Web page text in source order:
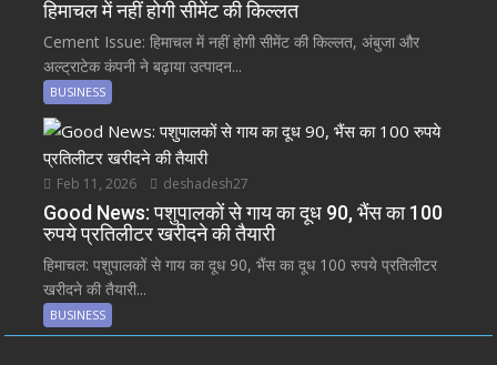
हिमाचल में नहीं होगी सीमेंट की किल्लत
Cement Issue: हिमाचल में नहीं होगी सीमेंट की किल्लत, अंबुजा और
अल्ट्राटेक कंपनी ने बढ़ाया उत्पादन...
BUSINESS
Feb 11, 2026 deshadesh27
Good News: पशुपालकों से गाय का दूध 90, भैंस का 100
रुपये प्रतिलीटर खरीदने की तैयारी
हिमाचल: पशुपालकों से गाय का दूध 90, भैंस का दूध 100 रुपये प्रतिलीटर
खरीदने की तैयारी...
BUSINESS